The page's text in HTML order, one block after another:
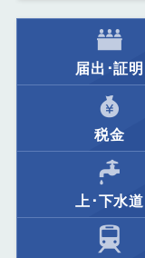
届出･証明
税金
上･下水道